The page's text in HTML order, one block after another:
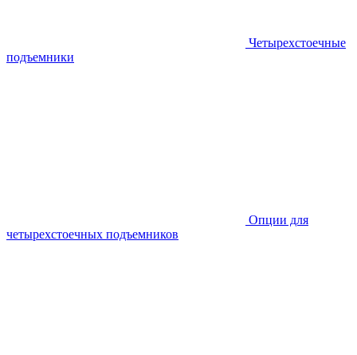
Четырехстоечные
подъемники
Опции для
четырехстоечных подъемников